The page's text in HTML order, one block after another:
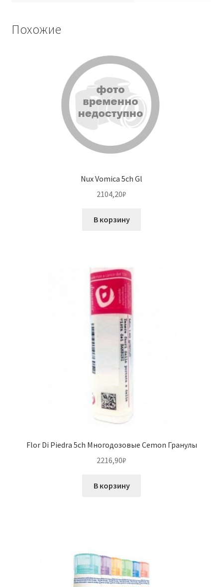
Похожие
Nux Vomica 5ch Gl
2104,20₽
В корзину
Flor Di Piedra 5ch Многодозовые Cemon Гранулы
2216,90₽
В корзину